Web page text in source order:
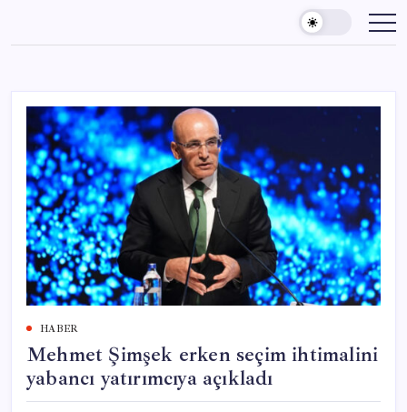
content
HABER
Mehmet Şimşek erken seçim ihtimalini
yabancı yatırımcıya açıkladı